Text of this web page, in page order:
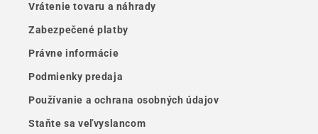
Vrátenie tovaru a náhrady
Zabezpečené platby
Právne informácie
Podmienky predaja
Používanie a ochrana osobných údajov
Staňte sa veľvyslancom